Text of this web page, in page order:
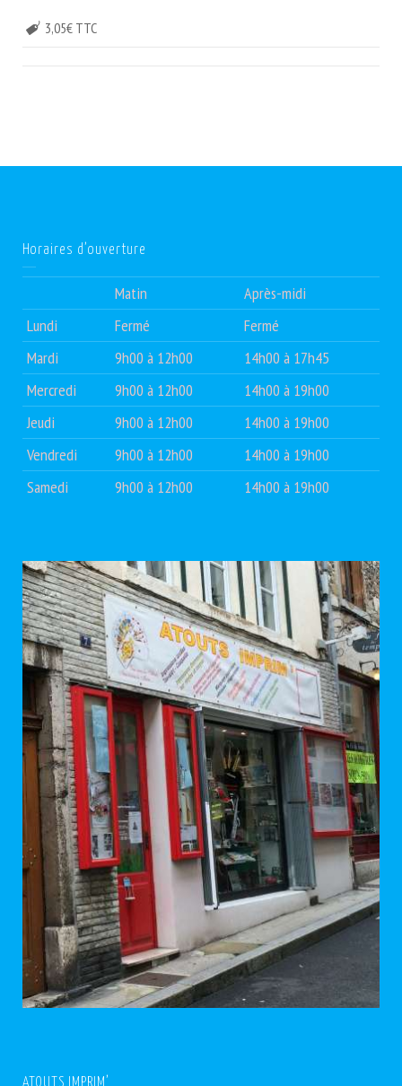
3,05€ TTC
Horaires d’ouverture
Matin
Après-midi
Lundi
Fermé
Fermé
Mardi
9h00 à 12h00
14h00 à 17h45
Mercredi
9h00 à 12h00
14h00 à 19h00
Jeudi
9h00 à 12h00
14h00 à 19h00
Vendredi
9h00 à 12h00
14h00 à 19h00
Samedi
9h00 à 12h00 14h00 à 19h00
ATOUTS IMPRIM’